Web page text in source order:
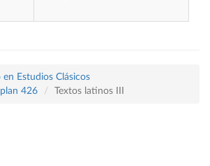
en Estudios Clásicos
426
Textos latinos III